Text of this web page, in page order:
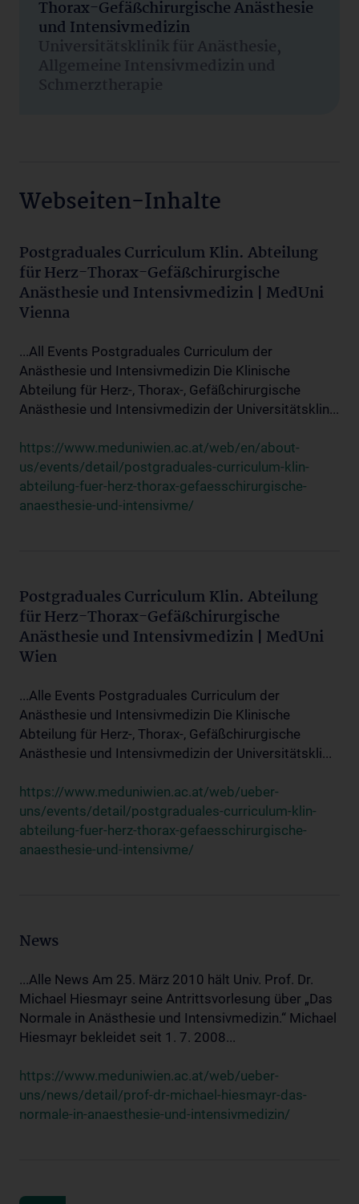
Thorax-Gefäßchirurgische Anästhesie
und Intensivmedizin
Universitätsklinik für Anästhesie,
Allgemeine Intensivmedizin und
Schmerztherapie
Webseiten-Inhalte
Postgraduales Curriculum Klin. Abteilung
für Herz-Thorax-Gefäßchirurgische
Anästhesie und Intensivmedizin | MedUni
Vienna
...All Events Postgraduales Curriculum der
Anästhesie und Intensivmedizin Die Klinische
Abteilung für Herz-, Thorax-, Gefäßchirurgische
Anästhesie und Intensivmedizin der Universitätsklin...
https://www.meduniwien.ac.at/web/en/about-
us/events/detail/postgraduales-curriculum-klin-
abteilung-fuer-herz-thorax-gefaesschirurgische-
anaesthesie-und-intensivme/
Postgraduales Curriculum Klin. Abteilung
für Herz-Thorax-Gefäßchirurgische
Anästhesie und Intensivmedizin | MedUni
Wien
...Alle Events Postgraduales Curriculum der
Anästhesie und Intensivmedizin Die Klinische
Abteilung für Herz-, Thorax-, Gefäßchirurgische
Anästhesie und Intensivmedizin der Universitätskli...
https://www.meduniwien.ac.at/web/ueber-
uns/events/detail/postgraduales-curriculum-klin-
abteilung-fuer-herz-thorax-gefaesschirurgische-
anaesthesie-und-intensivme/
News
...Alle News Am 25. März 2010 hält Univ. Prof. Dr.
Michael Hiesmayr seine Antrittsvorlesung über „Das
Normale in Anästhesie und Intensivmedizin.“ Michael
Hiesmayr bekleidet seit 1. 7. 2008...
https://www.meduniwien.ac.at/web/ueber-
uns/news/detail/prof-dr-michael-hiesmayr-das-
normale-in-anaesthesie-und-intensivmedizin/